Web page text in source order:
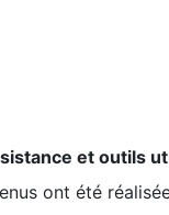
et outils
ont été